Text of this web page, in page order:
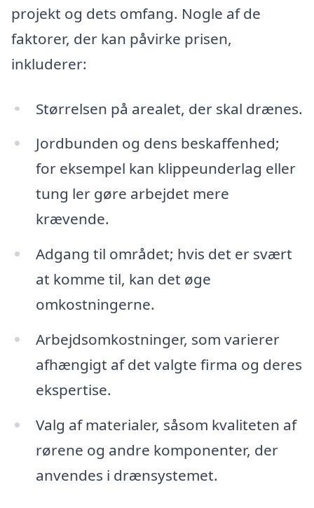
projekt og dets omfang. Nogle af de
faktorer, der kan påvirke prisen,
inkluderer:
Størrelsen på arealet, der skal drænes.
Jordbunden og dens beskaffenhed;
for eksempel kan klippeunderlag eller
tung ler gøre arbejdet mere
krævende.
Adgang til området; hvis det er svært
at komme til, kan det øge
omkostningerne.
Arbejdsomkostninger, som varierer
afhængigt af det valgte firma og deres
ekspertise.
Valg af materialer, såsom kvaliteten af
rørene og andre komponenter, der
anvendes i drænsystemet.